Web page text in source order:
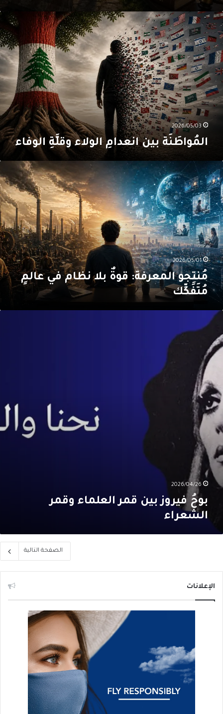
المُواطَنَة
بين
انعدامِ
الولاء
وقلَّةِ
الوفاء
2026/05/03
المُواطَنَة بين انعدامِ الولاء وقلَّةِ الوفاء
مُنتِجو
المعرفة:
قوةٌ
بلا
نظام
في
عالمٍ
مُتَفَكِّك
2026/05/01
مُنتِجو المعرفة: قوةٌ بلا نظام في عالمٍ
مُتَفَكِّك
بوحُ
فيروز
بين
قمر
العلماء
الشعراء
2026/04/26
بوحُ فيروز بين قمر العلماء وقمر
الشعراء
الصفحة التالية
الإعلانات